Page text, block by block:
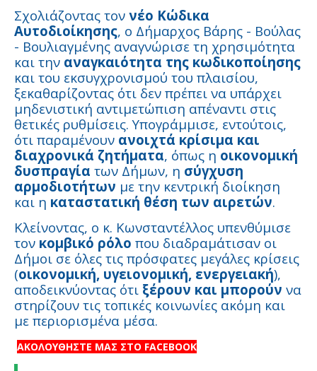
Σχολιάζοντας τον νέο Κώδικα
Αυτοδιοίκησης, ο Δήμαρχος Βάρης - Βούλας
- Βουλιαγμένης αναγνώρισε τη χρησιμότητα
και την αναγκαιότητα της κωδικοποίησης
και του εκσυγχρονισμού του πλαισίου,
ξεκαθαρίζοντας ότι δεν πρέπει να υπάρχει
μηδενιστική αντιμετώπιση απέναντι στις
θετικές ρυθμίσεις. Υπογράμμισε, εντούτοις,
ότι παραμένουν ανοιχτά κρίσιμα και
διαχρονικά ζητήματα, όπως η οικονομική
δυσπραγία των Δήμων, η σύγχυση
αρμοδιοτήτων με την κεντρική διοίκηση
και η καταστατική θέση των αιρετών.
Κλείνοντας, ο κ. Κωνσταντέλλος υπενθύμισε
τον κομβικό ρόλο που διαδραμάτισαν οι
Δήμοι σε όλες τις πρόσφατες μεγάλες κρίσεις
(οικονομική, υγειονομική, ενεργειακή),
αποδεικνύοντας ότι ξέρουν και μπορούν να
στηρίζουν τις τοπικές κοινωνίες ακόμη και
με περιορισμένα μέσα.
ΑΚΟΛΟΥΘΗΣΤΕ ΜΑΣ ΣΤΟ FACEBOOK